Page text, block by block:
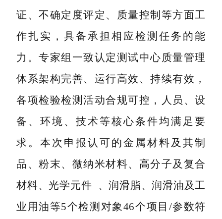
证、不确定度评定、质量控制等方面工
作扎实，具备承担相应检测任务的能
力。专家组一致认定测试中心质量管理
体系架构完善、运行高效、持续有效，
各项检验检测活动合规可控，人员、设
备、环境、技术等核心条件均满足要
求。本次申报认可的金属材料及其制
品、粉末、微纳米材料、高分子及复合
材料、光学元件
、润滑脂、润滑油及工
业用油等5个检测对象46个项目/参数符